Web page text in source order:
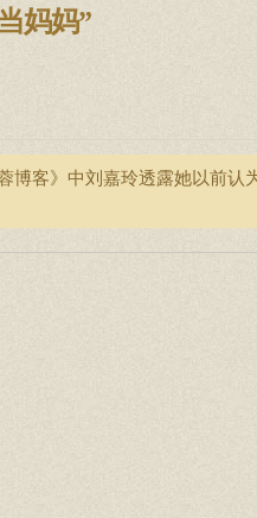
妈妈”
博客》中刘嘉玲透露她以前